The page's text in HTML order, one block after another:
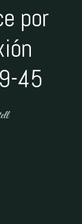
por
45